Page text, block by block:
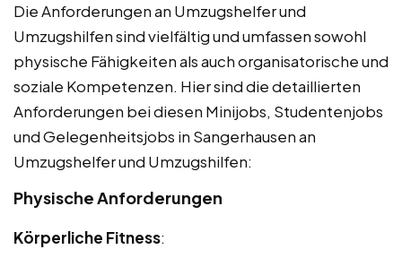
Die Anforderungen an Umzugshelfer und
Umzugshilfen sind vielfältig und umfassen sowohl
physische Fähigkeiten als auch organisatorische und
soziale Kompetenzen. Hier sind die detaillierten
Anforderungen bei diesen Minijobs, Studentenjobs
und Gelegenheitsjobs in Sangerhausen an
Umzugshelfer und Umzugshilfen:
Physische Anforderungen
Körperliche Fitness: